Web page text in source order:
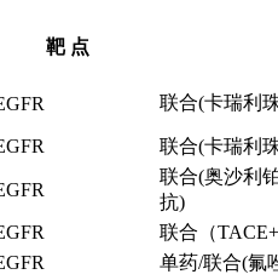
靶 点
联合(卡瑞利
联合(卡瑞利
联合(奥沙利
抗)
联合（
单药/联合(氟